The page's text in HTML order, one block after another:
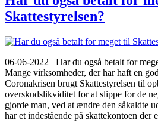
Skattestyrelsen?
06-06-2022 Har du også betalt for
Mange virksomheder, der har haft en
Coronakrisen brugt Skattestyrelsen til
overskudslikviditet for at slippe for de
gjorde man, ved at ændre den såkaldte
har et indestående på skattekontoen